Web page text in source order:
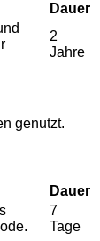
Dauer
2
Jahre
genutzt.
Dauer
7
Tage